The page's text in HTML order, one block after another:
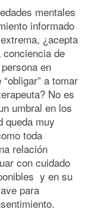
mentales
informado
¿acepta
de
en
a tomar
No es
umbral en los
queda muy
toda
relación
con cuidado
y en su
para